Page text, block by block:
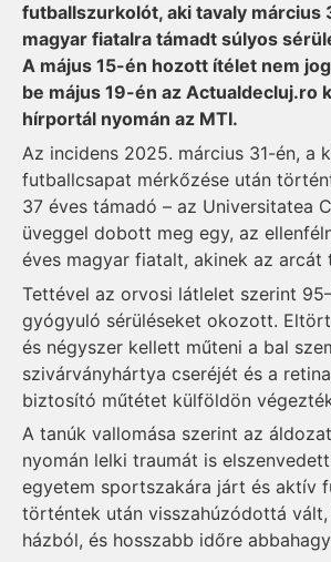
futballszurkolót, aki tavaly március
magyar fiatalra támadt súlyos
A május 15-én hozott ítélet nem
be május 19-én az Actualdecluj.ro
hírportál nyomán az MTI.
Az incidens 2025. március 31-én, a
futballcsapat mérkőzése után
37 éves támadó – az Universitatea
üveggel dobott meg egy, az
éves magyar fiatalt, akinek az arcát
Tettével az orvosi látlelet szerint
gyógyuló sérüléseket okozott.
és négyszer kellett műteni a bal
szivárványhártya cseréjét és a
biztosító műtétet külföldön
A tanúk vallomása szerint az
nyomán lelki traumát is
egyetem sportszakára járt és aktív
történtek után visszahúzódottá
házból, és hosszabb időre